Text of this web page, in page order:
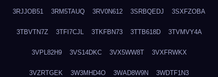
3RJJOB51 3RM5TAUQ 3RV0N612 3SRBQEDJ 3SXFZOBA
3TBVTN7Z 3TFI7CJL 3TKFBN73 3TTB618D 3TVMVY4A
3VPL82H9 3VS14DKC 3VX5WW8T 3VXFRWKX
3VZRTGEK 3W3MHD4O 3WAD8W9N 3WDTF1N3